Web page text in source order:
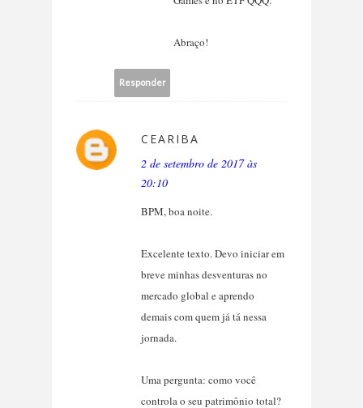
Abraço!
Responder
CEARIBA
2 de setembro de 2017 às
20:10
BPM, boa noite.
Excelente texto. Devo iniciar em
breve minhas desventuras no
mercado global e aprendo
demais com quem já tá nessa
jornada.
Uma pergunta: como você
controla o seu patrimônio total?